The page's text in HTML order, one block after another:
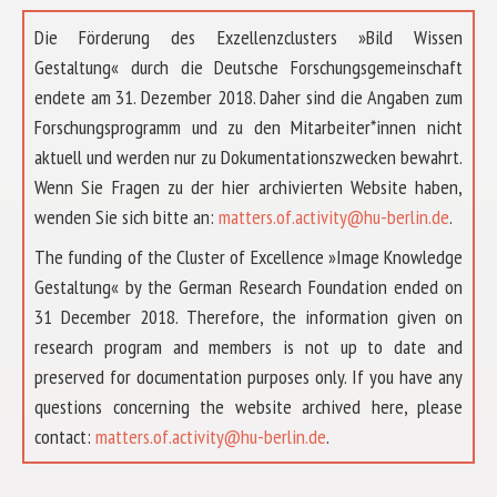
Die Förderung des Exzellenzclusters »Bild Wissen
Gestaltung« durch die Deutsche Forschungsgemeinschaft
endete am 31. Dezember 2018. Daher sind die Angaben zum
Forschungsprogramm und zu den Mitarbeiter*innen nicht
aktuell und werden nur zu Dokumentationszwecken bewahrt.
Wenn Sie Fragen zu der hier archivierten Website haben,
wenden Sie sich bitte an: matters.of.activity@hu-berlin.de.
The funding of the Cluster of Excellence »Image Knowledge
Gestaltung« by the German Research Foundation ended on
31 December 2018. Therefore, the information given on
research program and members is not up to date and
preserved for documentation purposes only. If you have any
questions concerning the website archived here, please
contact: matters.of.activity@hu-berlin.de.
ÜBER UNS